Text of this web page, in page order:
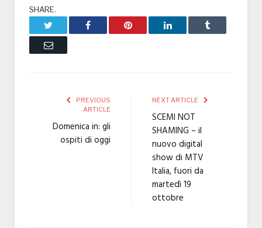
SHARE.
Facebook Pinterest LinkedIn Tumblr
Email
PREVIOUS
ARTICLE
Domenica in: gli
ospiti di oggi
NEXT ARTICLE
SCEMI NOT
SHAMING – il
nuovo digital
show di MTV
Italia, fuori da
martedì 19
ottobre